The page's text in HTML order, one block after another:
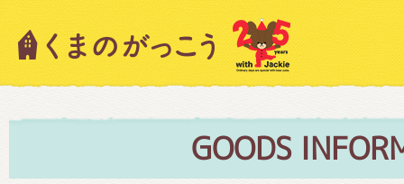
GOODS
キャラクター紹介